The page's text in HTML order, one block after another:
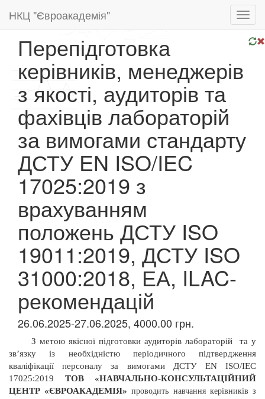
НКЦ "Євроакадемія"
Перепідготовка
керівників, менеджерів
з якості, аудиторів та
фахівців лабораторій
за вимогами стандарту
ДСТУ EN ISO/IEC
17025:2019 з
врахуванням
положень ДСТУ ISO
19011:2019, ДСТУ ISO
31000:2018, ЕА, ILAC-
рекомендацій
26.06.2025-27.06.2025, 4000.00 грн.
З метою якісної підготовки аудиторів лабораторій
та у
зв’язку із необхідністю періодичного підтвердження
кваліфікації персоналу за вимогами ДСТУ ENISO/IEC
17025:2019 ТОВ «НАВЧАЛЬНО-КОНСУЛЬТАЦІЙНИЙ
ЦЕНТР «ЄВРОАКАДЕМІЯ»проводить навчання керівників з